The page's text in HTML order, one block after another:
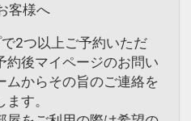
客様へ
で2つ以上ご予約いただ
約後マイページのお問い
ムからその旨のご連絡を
す。